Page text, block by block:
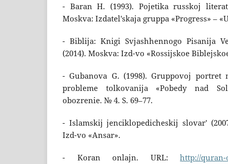
- Baran H. (1993). Pojetika russkoj
Moskva: Izdatel'skaja gruppa «Progress» –
- Biblija: Knigi Svjashhennogo Pisanija
(2014). Moskva: Izd-vo «Rossijskoe
- Gubanova G. (1998). Gruppovoj portret
probleme tolkovanija «Pobedy nad
obozrenie. № 4. S. 69–77.
- Islamskij jenciklopedicheskij slovar'
Izd-vo «Ansar».
- Koran onlajn. URL:http://